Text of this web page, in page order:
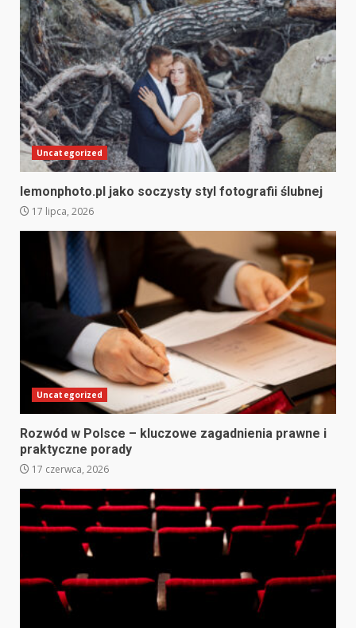
Uncategorized
lemonphoto.pl jako soczysty styl fotografii ślubnej
17 lipca, 2026
Uncategorized
Rozwód w Polsce – kluczowe zagadnienia prawne i
praktyczne porady
17 czerwca, 2026